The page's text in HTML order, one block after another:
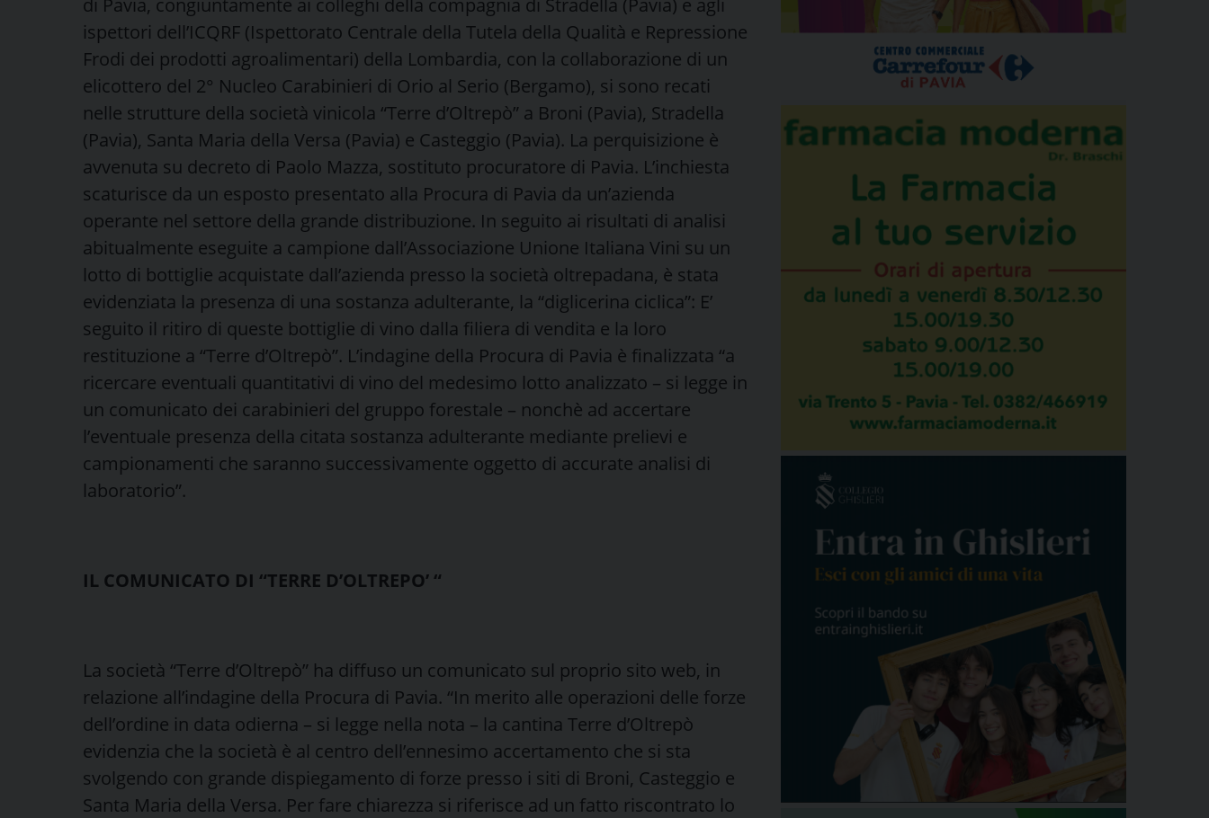
ispettori dell’ICQRF (Ispettorato Centrale della Tutela della Qualità e Repressione
Frodi dei prodotti agroalimentari) della Lombardia, con la collaborazione di un
elicottero del 2° Nucleo Carabinieri di Orio al Serio (Bergamo), si sono recati
nelle strutture della società vinicola “Terre d’Oltrepò” a Broni (Pavia), Stradella
(Pavia), Santa Maria della Versa (Pavia) e Casteggio (Pavia). La perquisizione è
avvenuta su decreto di Paolo Mazza, sostituto procuratore di Pavia. L’inchiesta
scaturisce da un esposto presentato alla Procura di Pavia da un’azienda
operante nel settore della grande distribuzione. In seguito ai risultati di analisi
abitualmente eseguite a campione dall’Associazione Unione Italiana Vini su un
lotto di bottiglie acquistate dall’azienda presso la società oltrepadana, è stata
evidenziata la presenza di una sostanza adulterante, la “diglicerina ciclica”: E’
seguito il ritiro di queste bottiglie di vino dalla filiera di vendita e la loro
restituzione a “Terre d’Oltrepò”. L’indagine della Procura di Pavia è finalizzata “a
ricercare eventuali quantitativi di vino del medesimo lotto analizzato – si legge in
un comunicato dei carabinieri del gruppo forestale – nonchè ad accertare
l’eventuale presenza della citata sostanza adulterante mediante prelievi e
campionamenti che saranno successivamente oggetto di accurate analisi di
laboratorio”.
IL COMUNICATO DI “TERRE D’OLTREPO’ “
La società “Terre d’Oltrepò” ha diffuso un comunicato sul proprio sito web, in
relazione all’indagine della Procura di Pavia. “In merito alle operazioni delle forze
dell’ordine in data odierna – si legge nella nota – la cantina Terre d’Oltrepò
evidenzia che la società è al centro dell’ennesimo accertamento che si sta
svolgendo con grande dispiegamento di forze presso i siti di Broni, Casteggio e
Santa Maria della Versa. Per fare chiarezza si riferisce ad un fatto riscontrato lo